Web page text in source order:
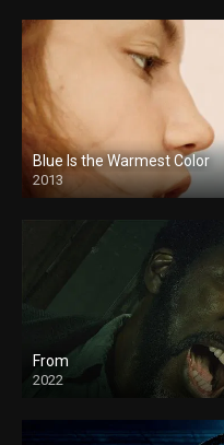
Blue Is the Warmest Color
2013
From
2022